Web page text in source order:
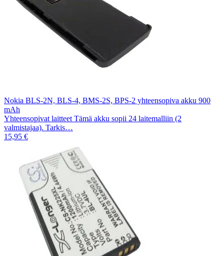
Nokia BLS-2N, BLS-4, BMS-2S, BPS-2 yhteensopiva akku 900
mAh
Yhteensopivat laitteet Tämä akku sopii 24 laitemalliin (2
valmistajaa). Tarkis…
15,95 €